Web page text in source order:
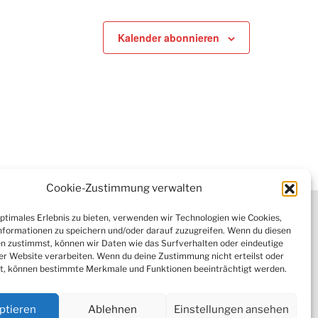
Cookie-Zustimmung verwalten
Erlebnis zu bieten, verwenden wir Technologien wie Cookies,
zu speichern und/oder darauf zuzugreifen. Wenn du diesen
zustimmst, können wir Daten wie das Surfverhalten oder eindeutige
Website verarbeiten. Wenn du deine Zustimmung nicht erteilst oder
können bestimmte Merkmale und Funktionen beeinträchtigt werden.
Ablehnen Einstellungen ansehen
Kalender abonnieren